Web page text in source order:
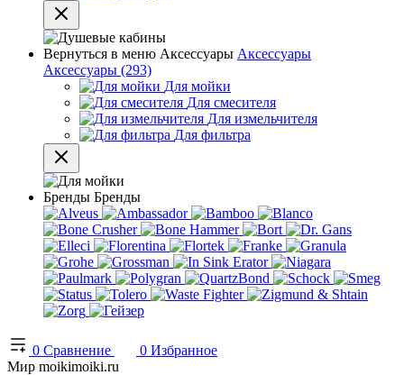
Вернуться в меню Аксессуары Аксессуары
Аксессуары (293)
Для мойки
Для смесителя
Для измельчителя
Для фильтра
Бренды Бренды
0 Сравнение 0 Избранное
Мир moikimoiki.ru